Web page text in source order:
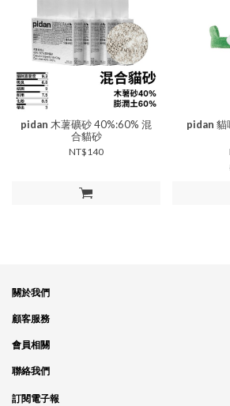
加入購物車
pidan
合貓砂
NT$140
pidan 貓
關於我們
品牌故事
銷售據點
隱私政策
食品法規
顧客服務
訂單問題
付款問題
配送問題
會員相關
會員制度
紅利制度
聯絡我們
合作相關
訂閱電子報